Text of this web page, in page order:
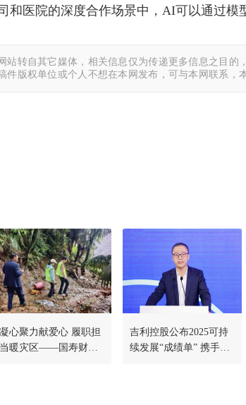
和医院的深度合作场景中，AI可以通过模
站转自其它媒体，相关信息仅为传递更多信息之目
件版权单位或个人不想在本网发布，可与本网联系，
凝心聚力献爱心 履职担
当暖灾区——国寿财险
吉利控股公布2025可持
续发展“成绩单” 携手中